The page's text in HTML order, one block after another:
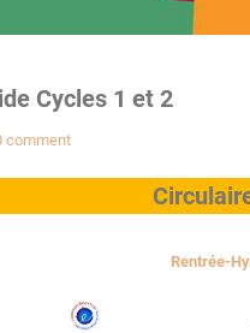
Cycles 1 et 2
comment
Rentrée-